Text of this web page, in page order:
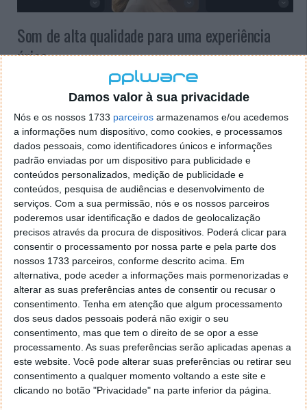
Damos valor à sua privacidade
Nós e os nossos 1733 parceiros armazenamos e/ou acedemos
a informações num dispositivo, como cookies, e processamos
dados pessoais, como identificadores únicos e informações
padrão enviadas por um dispositivo para publicidade e
conteúdos personalizados, medição de publicidade e
conteúdos, pesquisa de audiências e desenvolvimento de
serviços. Com a sua permissão, nós e os nossos parceiros
poderemos usar identificação e dados de geolocalização
precisos através da procura de dispositivos. Poderá clicar para
consentir o processamento por nossa parte e pela parte dos
nossos 1733 parceiros, conforme descrito acima. Em
alternativa, pode aceder a informações mais pormenorizadas e
alterar as suas preferências antes de consentir ou recusar o
consentimento. Tenha em atenção que algum processamento
dos seus dados pessoais poderá não exigir o seu
consentimento, mas que tem o direito de se opor a esse
processamento. As suas preferências serão aplicadas apenas a
este website. Você pode alterar suas preferências ou retirar seu
consentimento a qualquer momento voltando a este site e
clicando no botão "Privacidade" na parte inferior da página.
Som de alta qualidade para uma experiência
única
A qualidade do áudio é o fator que mais se destaca
nos Huawei FreeBuds 5. Equipados com um driver
dinâmico ultra-magnético e tecnologia bass turbo,
produzem tons graves que descem até aos 16 Hz.
Graças aos ímanes de circuito duplo, a resposta de
frequência é 50% mais elevada do que a dos Huawei
FreeBuds 4.
Por sua vez, o equalizador de áudio triplo adaptativo
otimiza a qualidade de som em tempo real,
conseguindo eliminar discrepâncias inerentes à
forma dos canais auditivos, ao estado de desgaste e
ao nível de volume. Desta forma, proporciona uma
qualidade de som consistente e impecável.
Os Huawei FreeBuds 5 suportam os codecs L2HC e
LDAC, e estão certificados com Hi-Res Audio
Wireless.
Tecnologia ANC open-fit que permite um maior
conforto